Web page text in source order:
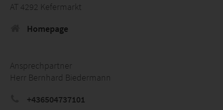
AT 4292 Kefermarkt
Homepage
Ansprechpartner
Herr Bernhard Biedermann
+436504737101